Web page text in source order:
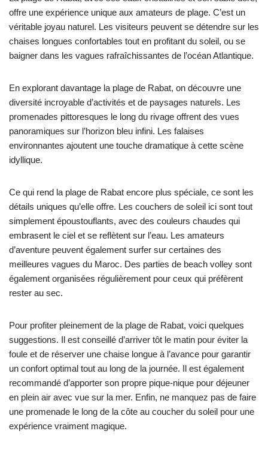
offre une expérience unique aux amateurs de plage. C’est un
véritable joyau naturel. Les visiteurs peuvent se détendre sur les
chaises longues confortables tout en profitant du soleil, ou se
baigner dans les vagues rafraîchissantes de l’océan Atlantique.
En explorant davantage la plage de Rabat, on découvre une
diversité incroyable d’activités et de paysages naturels. Les
promenades pittoresques le long du rivage offrent des vues
panoramiques sur l’horizon bleu infini. Les falaises
environnantes ajoutent une touche dramatique à cette scène
idyllique.
Ce qui rend la plage de Rabat encore plus spéciale, ce sont les
détails uniques qu’elle offre. Les couchers de soleil ici sont tout
simplement époustouflants, avec des couleurs chaudes qui
embrasent le ciel et se reflètent sur l’eau. Les amateurs
d’aventure peuvent également surfer sur certaines des
meilleures vagues du Maroc. Des parties de beach volley sont
également organisées régulièrement pour ceux qui préfèrent
rester au sec.
Pour profiter pleinement de la plage de Rabat, voici quelques
suggestions. Il est conseillé d’arriver tôt le matin pour éviter la
foule et de réserver une chaise longue à l’avance pour garantir
un confort optimal tout au long de la journée. Il est également
recommandé d’apporter son propre pique-nique pour déjeuner
en plein air avec vue sur la mer. Enfin, ne manquez pas de faire
une promenade le long de la côte au coucher du soleil pour une
expérience vraiment magique.